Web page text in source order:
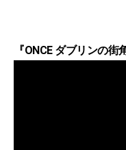
『ONCE ダブリンの街